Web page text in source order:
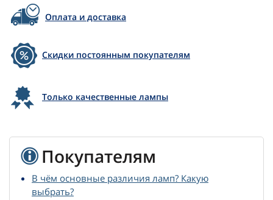
Оплата и доставка
Скидки постоянным покупателям
Только качественные лампы
Покупателям
В чём основные различия ламп? Какую
выбрать?